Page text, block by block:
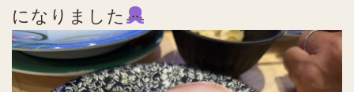
になりました